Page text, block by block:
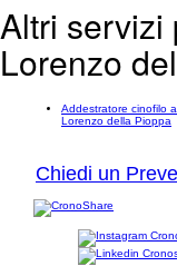
Altri servizi
Lorenzo
Addestratore cinofilo
Lorenzo della Pioppa
Chiedi un